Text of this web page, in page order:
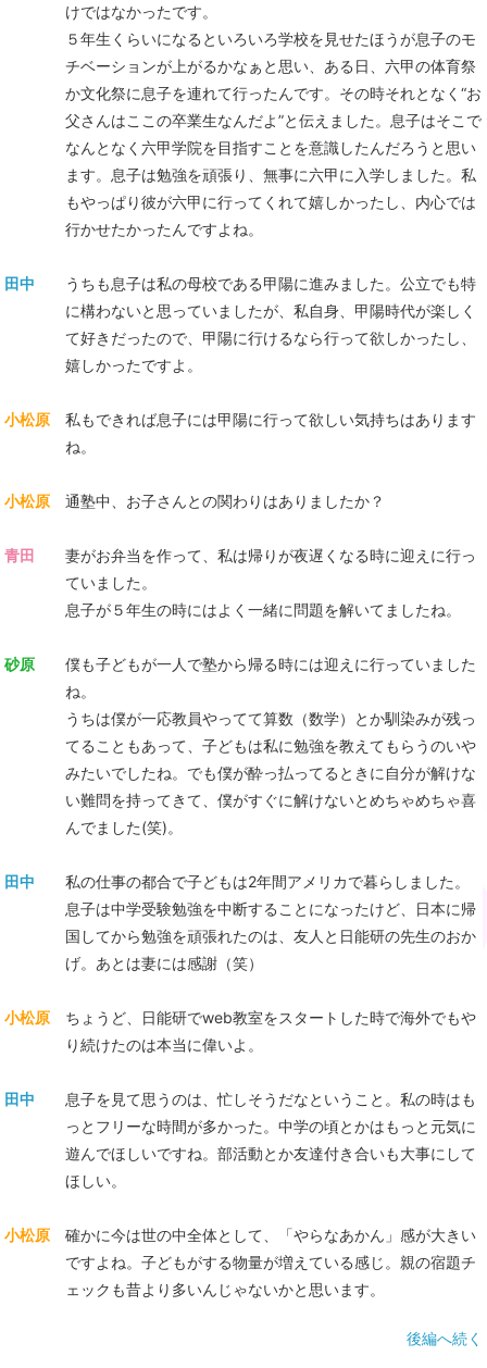
けではなかったです。
５年生くらいになるといろいろ学校を見せたほうが息子のモ
チベーションが上がるかなぁと思い、ある日、六甲の体育祭
か文化祭に息子を連れて行ったんです。その時それとなく“お
父さんはここの卒業生なんだよ”と伝えました。息子はそこで
なんとなく六甲学院を目指すことを意識したんだろうと思い
ます。息子は勉強を頑張り、無事に六甲に入学しました。私
もやっぱり彼が六甲に行ってくれて嬉しかったし、内心では
行かせたかったんですよね。
田中
うちも息子は私の母校である甲陽に進みました。公立でも特
に構わないと思っていましたが、私自身、甲陽時代が楽しく
て好きだったので、甲陽に行けるなら行って欲しかったし、
嬉しかったですよ。
小松原
私もできれば息子には甲陽に行って欲しい気持ちはあります
ね。
小松原 通塾中、お子さんとの関わりはありましたか？
青田
妻がお弁当を作って、私は帰りが夜遅くなる時に迎えに行っ
ていました。
息子が５年生の時にはよく一緒に問題を解いてましたね。
砂原
僕も子どもが一人で塾から帰る時には迎えに行っていました
ね。
うちは僕が一応教員やってて算数（数学）とか馴染みが残っ
てることもあって、子どもは私に勉強を教えてもらうのいや
みたいでしたね。でも僕が酔っ払ってるときに自分が解けな
い難問を持ってきて、僕がすぐに解けないとめちゃめちゃ喜
んでました(笑)。
田中
私の仕事の都合で子どもは2年間アメリカで暮らしました。
息子は中学受験勉強を中断することになったけど、日本に帰
国してから勉強を頑張れたのは、友人と日能研の先生のおか
げ。あとは妻には感謝（笑）
小松原
ちょうど、日能研でweb教室をスタートした時で海外でもや
り続けたのは本当に偉いよ。
田中
息子を見て思うのは、忙しそうだなということ。私の時はも
っとフリーな時間が多かった。中学の頃とかはもっと元気に
遊んでほしいですね。部活動とか友達付き合いも大事にして
ほしい。
小松原
確かに今は世の中全体として、「やらなあかん」感が大きい
ですよね。子どもがする物量が増えている感じ。親の宿題チ
ェックも昔より多いんじゃないかと思います。
後編へ続く